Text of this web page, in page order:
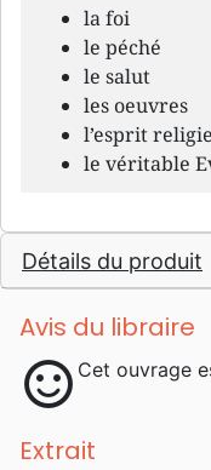
la foi
le péché
le salut
les oeuvres
l’esprit
le véritable
Détails du produit
Avis du libraire
sentiment_satisfied Cet ouvrage
Extrait